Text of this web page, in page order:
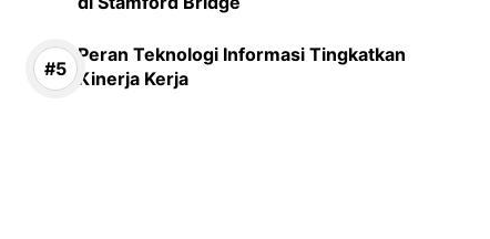
Peran Teknologi Informasi Tingkatkan
Kinerja Kerja